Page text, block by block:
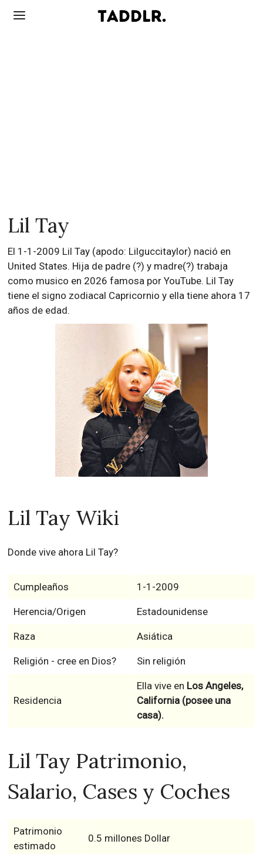
Lil Tay
El 1-1-2009 Lil Tay (apodo: Lilguccitaylor) nació en
United States. Hija de padre (?) y madre(?) trabaja
como musico en 2026 famosa por YouTube. Lil Tay
tiene el signo zodiacal Capricornio y ella tiene ahora 17
años de edad.
Lil Tay Wiki
Donde vive ahora Lil Tay?
Cumpleaños 1-1-2009
Herencia/Origen Estadounidense
Raza Asiática
Religión - cree en Dios? Sin religión
Residencia
Ella vive en Los Angeles,
California (posee una
casa).
Lil Tay Patrimonio,
Salario, Cases y Coches
Patrimonio
estimado
0.5 millones Dollar